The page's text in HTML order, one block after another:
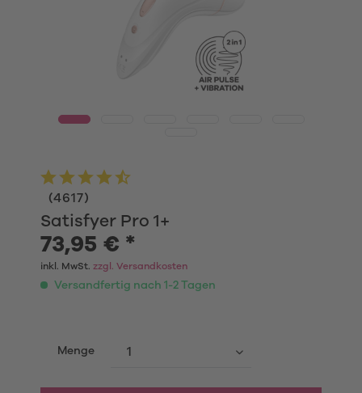
Satisfyer Pro 1+
(4617)
73,95 € *
inkl. MwSt. zzgl. Versandkosten
Versandfertig nach 1-2 Tagen
Menge